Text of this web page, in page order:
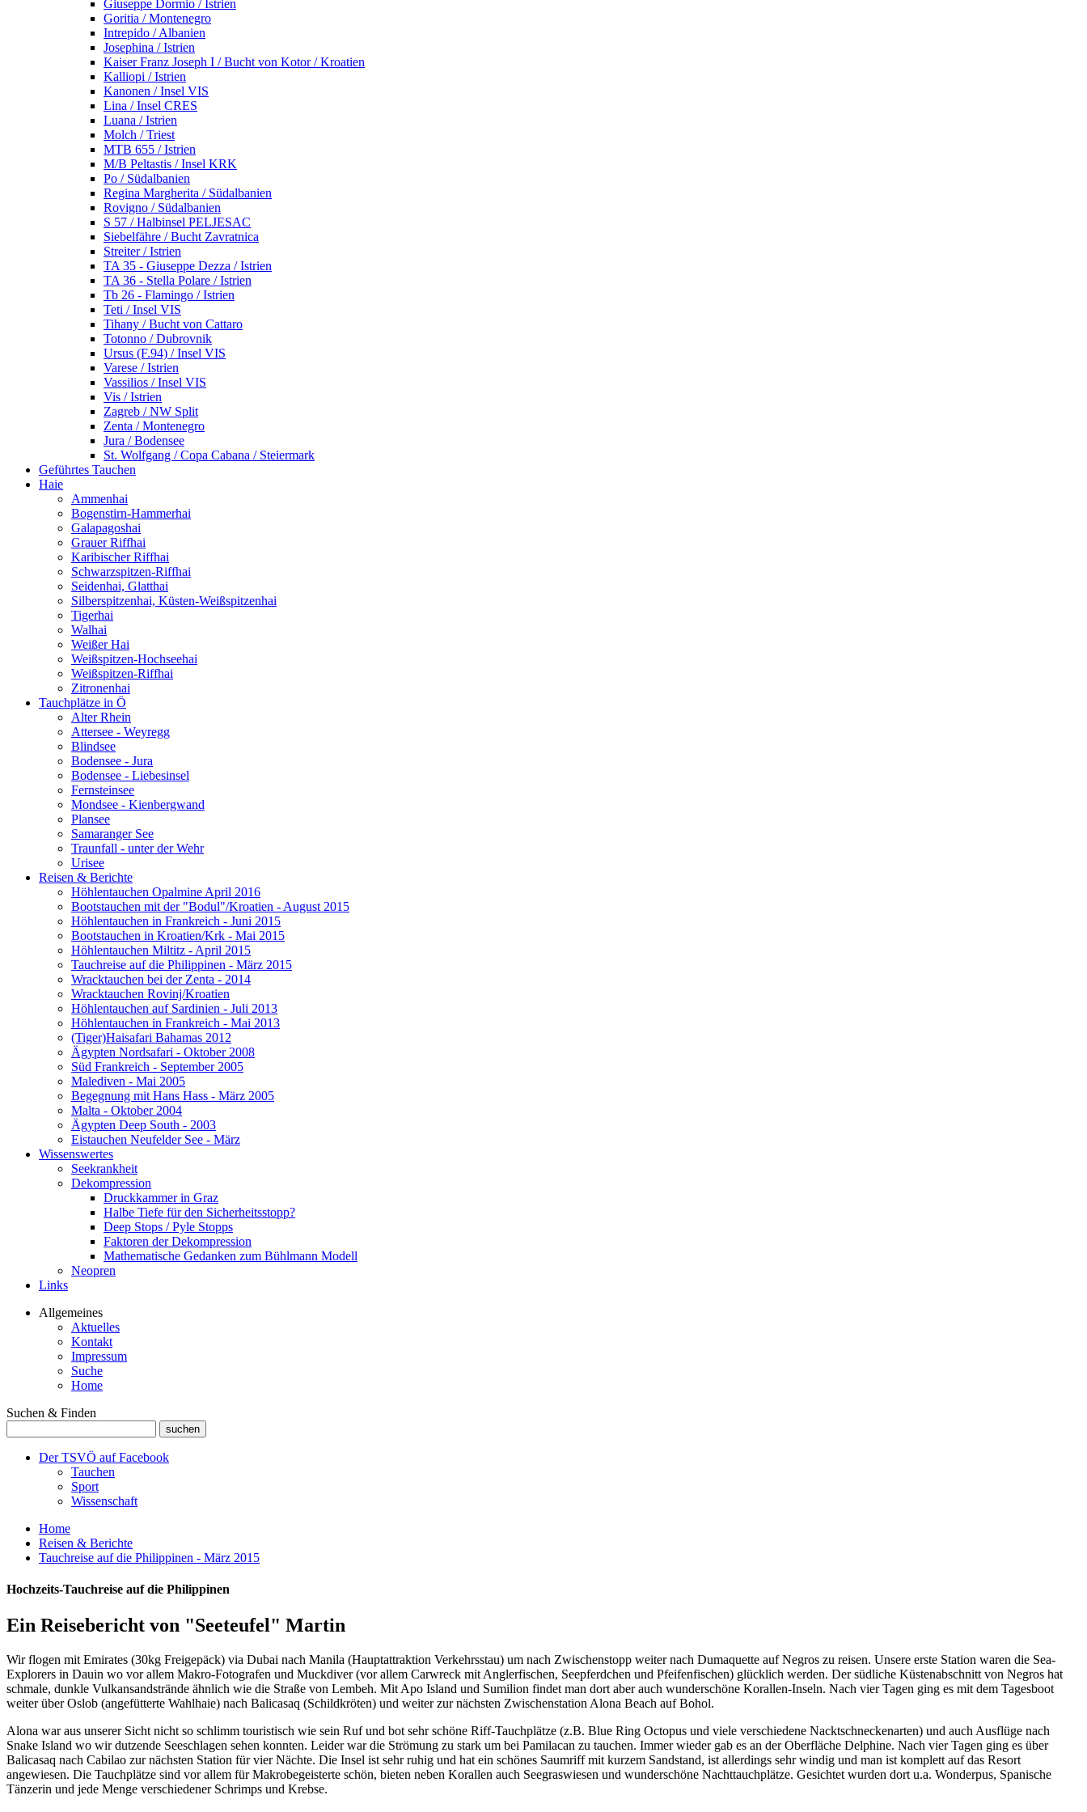
Giuseppe Dormio / Istrien
Goritia / Montenegro
Intrepido / Albanien
Josephina / Istrien
Kaiser Franz Joseph I / Bucht von Kotor / Kroatien
Kalliopi / Istrien
Kanonen / Insel VIS
Lina / Insel CRES
Luana / Istrien
Molch / Triest
MTB 655 / Istrien
M/B Peltastis / Insel KRK
Po / Südalbanien
Regina Margherita / Südalbanien
Rovigno / Südalbanien
S 57 / Halbinsel PELJESAC
Siebelfähre / Bucht Zavratnica
Streiter / Istrien
TA 35 - Giuseppe Dezza / Istrien
TA 36 - Stella Polare / Istrien
Tb 26 - Flamingo / Istrien
Teti / Insel VIS
Tihany / Bucht von Cattaro
Totonno / Dubrovnik
Ursus (F.94) / Insel VIS
Varese / Istrien
Vassilios / Insel VIS
Vis / Istrien
Zagreb / NW Split
Zenta / Montenegro
Jura / Bodensee
St. Wolfgang / Copa Cabana / Steiermark
Geführtes Tauchen
Haie
Ammenhai
Bogenstirn-Hammerhai
Galapagoshai
Grauer Riffhai
Karibischer Riffhai
Schwarzspitzen-Riffhai
Seidenhai, Glatthai
Silberspitzenhai, Küsten-Weißspitzenhai
Tigerhai
Walhai
Weißer Hai
Weißspitzen-Hochseehai
Weißspitzen-Riffhai
Zitronenhai
Tauchplätze in Ö
Alter Rhein
Attersee - Weyregg
Blindsee
Bodensee - Jura
Bodensee - Liebesinsel
Fernsteinsee
Mondsee - Kienbergwand
Plansee
Samaranger See
Traunfall - unter der Wehr
Urisee
Reisen & Berichte
Höhlentauchen Opalmine April 2016
Bootstauchen mit der "Bodul"/Kroatien - August 2015
Höhlentauchen in Frankreich - Juni 2015
Bootstauchen in Kroatien/Krk - Mai 2015
Höhlentauchen Miltitz - April 2015
Tauchreise auf die Philippinen - März 2015
Wracktauchen bei der Zenta - 2014
Wracktauchen Rovinj/Kroatien
Höhlentauchen auf Sardinien - Juli 2013
Höhlentauchen in Frankreich - Mai 2013
(Tiger)Haisafari Bahamas 2012
Ägypten Nordsafari - Oktober 2008
Süd Frankreich - September 2005
Malediven - Mai 2005
Begegnung mit Hans Hass - März 2005
Malta - Oktober 2004
Ägypten Deep South - 2003
Eistauchen Neufelder See - März
Wissenswertes
Seekrankheit
Dekompression
Druckkammer in Graz
Halbe Tiefe für den Sicherheitsstopp?
Deep Stops / Pyle Stopps
Faktoren der Dekompression
Mathematische Gedanken zum Bühlmann Modell
Neopren
Links
Allgemeines
Aktuelles
Kontakt
Impressum
Suche
Home
Suchen & Finden
Der TSVÖ auf Facebook
Tauchen
Sport
Wissenschaft
Home
Reisen & Berichte
Tauchreise auf die Philippinen - März 2015
Hochzeits-Tauchreise auf die Philippinen
Ein Reisebericht von "Seeteufel" Martin
Wir flogen mit Emirates (30kg Freigepäck) via Dubai nach Manila (Hauptattraktion Verkehrsstau) um nach Zwischenstopp weiter nach Dumaquette auf Negros zu reisen. Unsere erste Station waren die Sea-
Explorers in Dauin wo vor allem Makro-Fotografen und Muckdiver (vor allem Carwreck mit Anglerfischen, Seepferdchen und Pfeifenfischen) glücklich werden. Der südliche Küstenabschnitt von Negros hat
schmale, dunkle Vulkansandstrände ähnlich wie die Straße von Lembeh. Mit Apo Island und Sumilion findet man dort aber auch wunderschöne Korallen-Inseln. Nach vier Tagen ging es mit dem Tagesboot
weiter über Oslob (angefütterte Wahlhaie) nach Balicasaq (Schildkröten) und weiter zur nächsten Zwischenstation Alona Beach auf Bohol.
Alona war aus unserer Sicht nicht so schlimm touristisch wie sein Ruf und bot sehr schöne Riff-Tauchplätze (z.B. Blue Ring Octopus und viele verschiedene Nacktschneckenarten) und auch Ausflüge nach
Snake Island wo wir dutzende Seeschlagen sehen konnten. Leider war die Strömung zu stark um bei Pamilacan zu tauchen. Immer wieder gab es an der Oberfläche Delphine. Nach vier Tagen ging es über
Balicasaq nach Cabilao zur nächsten Station für vier Nächte. Die Insel ist sehr ruhig und hat ein schönes Saumriff mit kurzem Sandstand, ist allerdings sehr windig und man ist komplett auf das Resort
angewiesen. Die Tauchplätze sind vor allem für Makrobegeisterte schön, bieten neben Korallen auch Seegraswiesen und wunderschöne Nachttauchplätze. Gesichtet wurden dort u.a. Wonderpus, Spanische
Tänzerin und jede Menge verschiedener Schrimps und Krebse.